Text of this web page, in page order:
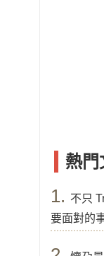
熱門
1. 不只
要面對的